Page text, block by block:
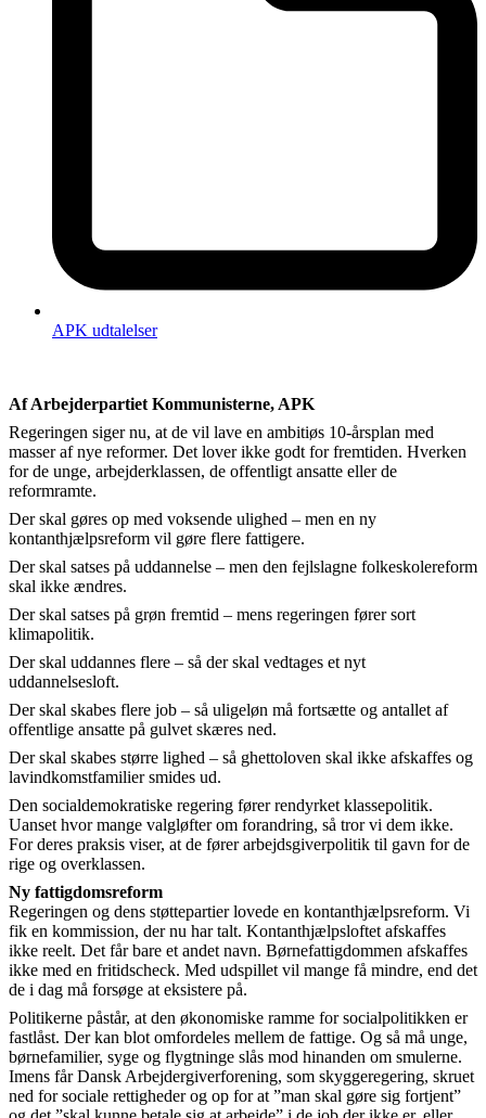
APK udtalelser
Af Arbejderpartiet Kommunisterne, APK
Regeringen siger nu, at de vil lave en ambitiøs 10-årsplan med
masser af nye reformer. Det lover ikke godt for fremtiden. Hverken
for de unge, arbejderklassen, de offentligt ansatte eller de
reformramte.
Der skal gøres op med voksende ulighed – men en ny
kontanthjælpsreform vil gøre flere fattigere.
Der skal satses på uddannelse – men den fejlslagne folkeskolereform
skal ikke ændres.
Der skal satses på grøn fremtid – mens regeringen fører sort
klimapolitik.
Der skal uddannes flere – så der skal vedtages et nyt
uddannelsesloft.
Der skal skabes flere job – så uligeløn må fortsætte og antallet af
offentlige ansatte på gulvet skæres ned.
Der skal skabes større lighed – så ghettoloven skal ikke afskaffes og
lavindkomstfamilier smides ud.
Den socialdemokratiske regering fører rendyrket klassepolitik.
Uanset hvor mange valgløfter om forandring, så tror vi dem ikke.
For deres praksis viser, at de fører arbejdsgiverpolitik til gavn for de
rige og overklassen.
Ny fattigdomsreform
Regeringen og dens støttepartier lovede en kontanthjælpsreform. Vi
fik en kommission, der nu har talt. Kontanthjælpsloftet afskaffes
ikke reelt. Det får bare et andet navn. Børnefattigdommen afskaffes
ikke med en fritidscheck. Med udspillet vil mange få mindre, end det
de i dag må forsøge at eksistere på.
Politikerne påstår, at den økonomiske ramme for socialpolitikken er
fastlåst. Der kan blot omfordeles mellem de fattige. Og så må unge,
børnefamilier, syge og flygtninge slås mod hinanden om smulerne.
Imens får Dansk Arbejdergiverforening, som skyggeregering, skruet
ned for sociale rettigheder og op for at ”man skal gøre sig fortjent”